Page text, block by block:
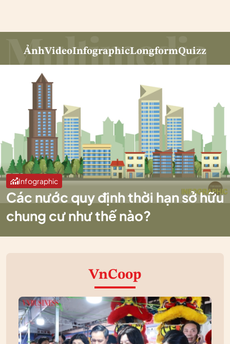
ẢnhVideoInfographicLongformQuizz
Infographic
Các nước quy định thời hạn sở hữu
chung cư như thế nào?
VnCoop